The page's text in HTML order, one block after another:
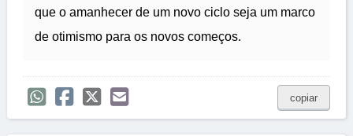
que o amanhecer de um novo ciclo seja um marco
de otimismo para os novos começos.
copiar